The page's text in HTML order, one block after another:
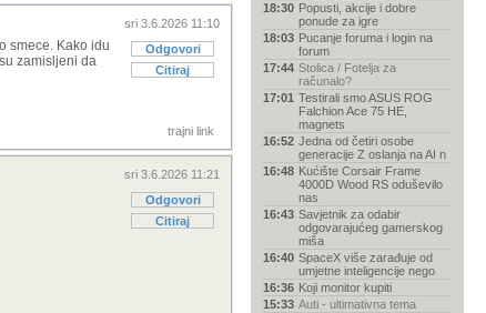
sri 3.6.2026 11:10
Odgovori
Citiraj
smece. Kako idu
zamisljeni da
trajni link
sri 3.6.2026 11:21
Odgovori
Citiraj
18:30 Popusti, akcije i dobre
ponude za igre
18:03 Pucanje foruma i login na
forum
17:44 Stolica / Fotelja za
računalo?
17:01 Testirali smo ASUS ROG
Falchion Ace 75 HE,
magnets
16:52 Jedna od četiri osobe
generacije Z oslanja na AI n
16:48 Kućište Corsair Frame
4000D Wood RS oduševilo
nas
16:43 Savjetnik za odabir
odgovarajućeg gamerskog
miša
16:40 SpaceX više zarađuje od
umjetne inteligencije nego
16:36 Koji monitor kupiti
15:33 Auti - ultimativna tema